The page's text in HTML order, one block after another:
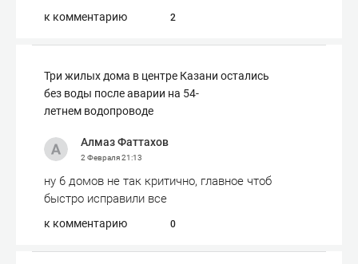
к комментарию 2
Три жилых дома в центре Казани остались
без воды после аварии на 54-
летнем водопроводе
Алмаз Фаттахов
2 Февраля21:13
ну 6 домов не так критично, главное чтоб
быстро исправили все
к комментарию 0